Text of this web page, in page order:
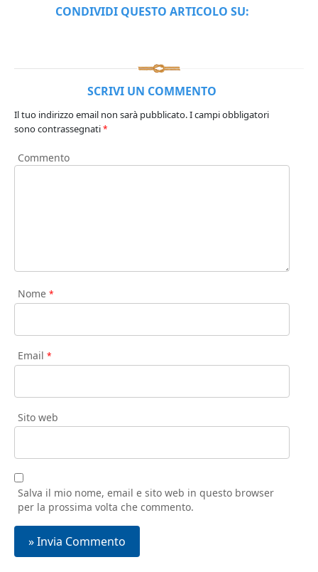
CONDIVIDI QUESTO ARTICOLO SU:
SCRIVI UN COMMENTO
Il tuo indirizzo email non sarà pubblicato.I campi obbligatori
sono contrassegnati*
Commento
Nome *
Email *
Sito web
Salva il mio nome, email e sito web in questo browser
per la prossima volta che commento.